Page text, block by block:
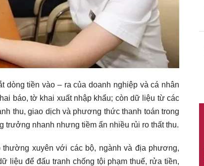
dòng tiền vào – ra của doanh nghiệp và cá nhân
báo, tờ khai xuất nhập khẩu; còn dữ liệu từ các
thu, giao dịch và phương thức thanh toán trong
nhanh nhưng tiềm ẩn nhiều rủi ro thất thu.
xuyên với các bộ, ngành và địa phương,
liệu để đấu tranh chống tội phạm thuế, rửa tiền,